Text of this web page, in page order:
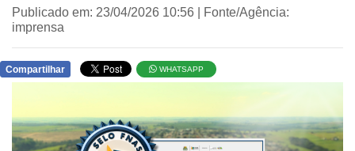
Publicado em: 23/04/2026 10:56 | Fonte/Agência:
imprensa
Compartilhar WHATSAPP